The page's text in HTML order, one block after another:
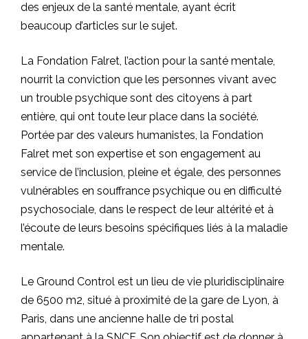
des enjeux de la santé mentale, ayant écrit
beaucoup d’articles sur le sujet.
La Fondation Falret, l’action pour la santé mentale,
nourrit la conviction que les personnes vivant avec
un trouble psychique sont des citoyens à part
entière, qui ont toute leur place dans la société.
Portée par des valeurs humanistes, la Fondation
Falret met son expertise et son engagement au
service de l’inclusion, pleine et égale, des personnes
vulnérables en souffrance psychique ou en difficulté
psychosociale, dans le respect de leur altérité et à
l’écoute de leurs besoins spécifiques liés à la maladie
mentale.
Le Ground Control est un lieu de vie pluridisciplinaire
de 6500 m2, situé à proximité de la gare de Lyon, à
Paris, dans une ancienne halle de tri postal